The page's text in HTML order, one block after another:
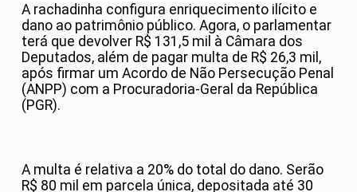
A rachadinha configura enriquecimento ilícito e
dano ao patrimônio público. Agora, o parlamentar
terá que devolver R$ 131,5 mil à Câmara dos
Deputados, além de pagar multa de R$ 26,3 mil,
após firmar um Acordo de Não Persecução Penal
(ANPP) com a Procuradoria-Geral da República
(PGR).
A multa é relativa a 20% do total do dano. Serão
R$ 80 mil em parcela única, depositada até 30